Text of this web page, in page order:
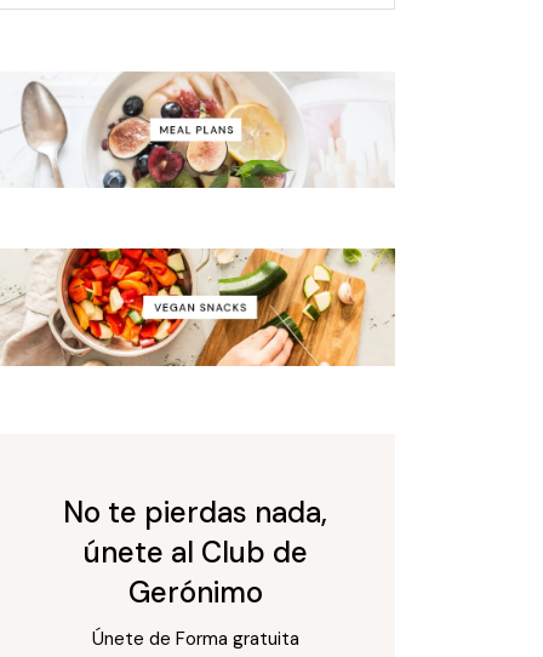
No te pierdas nada,
únete al Club de
Gerónimo
Únete de Forma gratuita